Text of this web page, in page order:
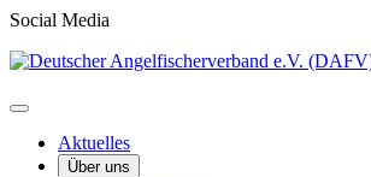
Social Media
Aktuelles
Über uns